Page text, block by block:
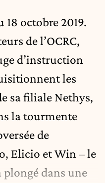
octobre 2019.
de l’OCRC,
d’instruction
les
sa filiale Nethys,
la tourmente
de
Elicio et Win – le
plongé dans une